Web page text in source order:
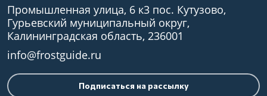
Промышленная улица, 6 к3 пос. Кутузово,
Гурьевский муниципальный округ,
Калининградская область, 236001
info@frostguide.ru
Подписаться на рассылку